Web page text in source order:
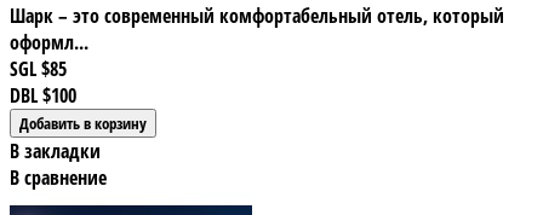
Шарк – это современный комфортабельный отель, который
оформл...
SGL$85
DBL$100
В закладки
В сравнение